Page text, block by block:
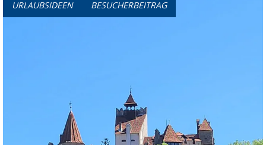
URLAUBSIDEEN BESUCHERBEITRAG